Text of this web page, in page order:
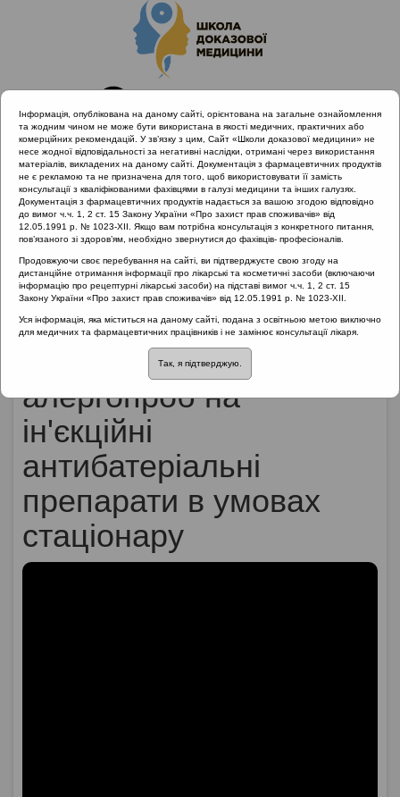
Головна
Матеріали за МКХ-11
04 Порушення імунної системи
Необхідність проведення алергопроб на ін'єкційні
антибатеріальні препарати в умовах стаціонару
Необхідність
проведення
алергопроб на
ін'єкційні
антибатеріальні
препарати в умовах
стаціонару
Інформація, опублікована на даному сайті, орієнтована на загальне ознайомлення
та жодним чином не може бути використана в якості медичних, практичних або
комерційних рекомендацій. У зв’язку з цим, Сайт «Школи доказової медицини» не
несе жодної відповідальності за негативні наслідки, отримані через використання
матеріалів, викладених на даному сайті. Документація з фармацевтичних продуктів
не є рекламою та не призначена для того, щоб використовувати її замість
консультації з кваліфікованими фахівцями в галузі медицини та інших галузях.
Документація з фармацевтичних продуктів надається за вашою згодою відповідно
до вимог ч.ч. 1, 2 ст. 15 Закону України «Про захист прав споживачів» від
12.05.1991 р. № 1023-XII. Якщо вам потрібна консультація з конкретного питання,
пов’язаного зі здоров’ям, необхідно звернутися до фахівців- професіоналів.
Продовжуючи своє перебування на сайті, ви підтверджуєте свою згоду на
дистанційне отримання інформації про лікарські та косметичні засоби (включаючи
інформацію про рецептурні лікарські засоби) на підставі вимог ч.ч. 1, 2 ст. 15
Закону України «Про захист прав споживачів» від 12.05.1991 р. № 1023-XII.
Уся інформація, яка міститься на даному сайті, подана з освітньою метою виключно
для медичних та фармацевтичних працівників і не замінює консультації лікаря.
Так, я підтверджую.